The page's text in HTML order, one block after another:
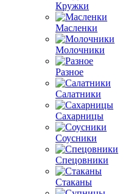
Кружки
Масленки
Молочники
Разное
Салатники
Сахарницы
Соусники
Спецовники
Стаканы